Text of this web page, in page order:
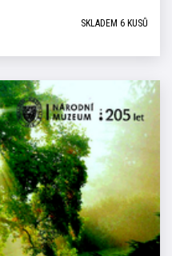
SKLADEM 6 KUSŮ